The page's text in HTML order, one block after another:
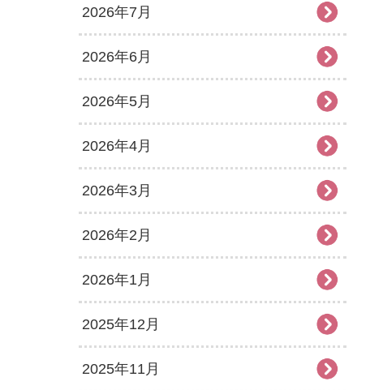
2026年7月
2026年6月
2026年5月
2026年4月
2026年3月
2026年2月
2026年1月
2025年12月
2025年11月